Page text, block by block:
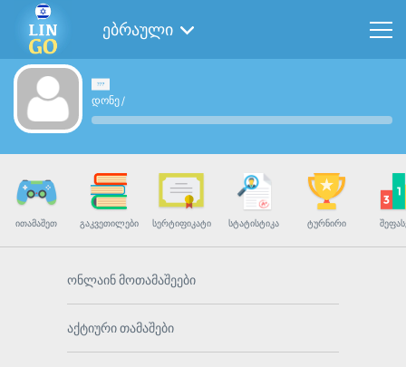
ებრაული
დონე/
ᲘᲗᲐᲛᲐᲨᲔᲗ ᲒᲐᲙᲕᲔᲗᲘᲚᲔᲑᲘ ᲡᲔᲠᲢᲘᲤᲘᲙᲐᲢᲘ ᲡᲢᲐᲢᲘᲡᲢᲘᲙᲐ ᲢᲣᲠᲜᲘᲠᲘ
ონლაინ მოთამაშეები
აქტიური თამაშები